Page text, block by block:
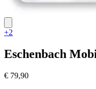
+2
Eschenbach
€ 79,90